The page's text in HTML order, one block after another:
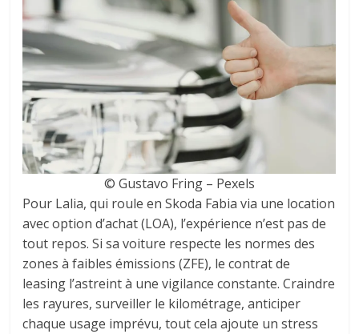
© Gustavo Fring – Pexels
Pour Lalia, qui roule en Skoda Fabia via une location
avec option d’achat (LOA), l’expérience n’est pas de
tout repos. Si sa voiture respecte les normes des
zones à faibles émissions (ZFE), le contrat de
leasing l’astreint à une vigilance constante. Craindre
les rayures, surveiller le kilométrage, anticiper
chaque usage imprévu, tout cela ajoute un stress